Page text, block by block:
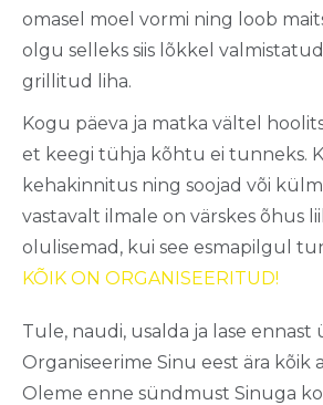
omasel moel vormi ning loob
olgu selleks siis lõkkel
grillitud liha.
Kogu päeva ja matka vältel
et keegi tühja kõhtu ei tunneks.
kehakinnitus ning soojad või
vastavalt ilmale on värskes õhus
olulisemad, kui see esmapilgul
KÕIK ON ORGANISEERITUD!
Tule, naudi, usalda ja lase ennast
Organiseerime Sinu eest ära kõik
Oleme enne sündmust Sinuga